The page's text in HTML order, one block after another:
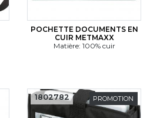
POCHETTE DOCUMENTS EN
CUIR METMAXX
Matière: 100% cuir
PROMOTION
1802782